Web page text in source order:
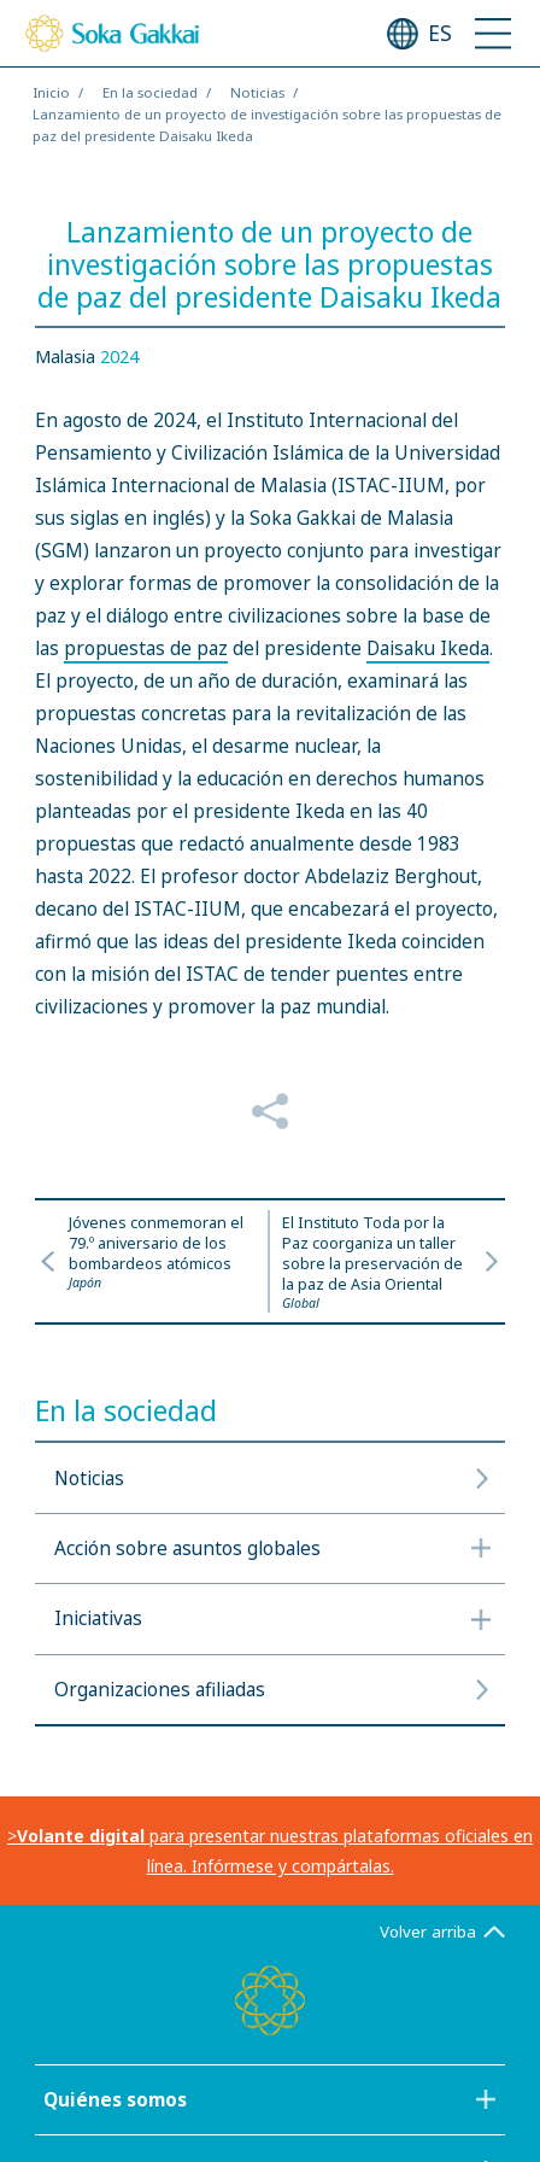
ES
Inicio En la sociedad
Noticias
Lanzamiento de un proyecto de investigación sobre las propuestas de
paz del presidente Daisaku Ikeda
Lanzamiento de un proyecto de
investigación sobre las propuestas
de paz del presidente Daisaku Ikeda
Malasia 2024
En agosto de 2024, el Instituto Internacional del
Pensamiento y Civilización Islámica de la Universidad
Islámica Internacional de Malasia (ISTAC-IIUM, por
sus siglas en inglés) y la Soka Gakkai de Malasia
(SGM) lanzaron un proyecto conjunto para investigar
y explorar formas de promover la consolidación de la
paz y el diálogo entre civilizaciones sobre la base de
las propuestas de paz del presidente Daisaku Ikeda.
El proyecto, de un año de duración, examinará las
propuestas concretas para la revitalización de las
Naciones Unidas, el desarme nuclear, la
sostenibilidad y la educación en derechos humanos
planteadas por el presidente Ikeda en las 40
propuestas que redactó anualmente desde 1983
hasta 2022. El profesor doctor Abdelaziz Berghout,
decano del ISTAC-IIUM, que encabezará el proyecto,
afirmó que las ideas del presidente Ikeda coinciden
con la misión del ISTAC de tender puentes entre
civilizaciones y promover la paz mundial.
Jóvenes conmemoran el
79.º aniversario de los
bombardeos atómicos
Japón
El Instituto Toda por la
Paz coorganiza un taller
sobre la preservación de
la paz de Asia Oriental
Global
En la sociedad
Noticias
Acción sobre asuntos globales
Iniciativas
Organizaciones afiliadas
>Volante digital para presentar nuestras plataformas oficiales en
línea. Infórmese y compártalas.
Volver arriba
Quiénes somos